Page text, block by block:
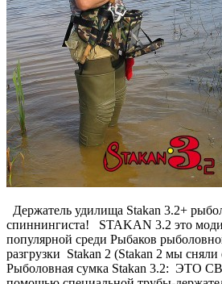
Держатель удилища Stakan 3.2+
спиннингиста! STAKAN 3.2 это
популярной среди Рыбаков
разгрузки Stakan 2 (Stakan 2 мы сняли
Рыболовная сумка Stakan 3.2: